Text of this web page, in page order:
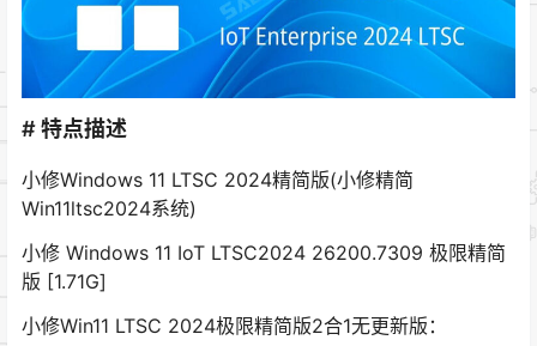
# 特点描述
小修Windows 11 LTSC 2024精简版(小修精简
Win11ltsc2024系统)
小修 Windows 11 IoT LTSC2024 26200.7309 极限精简
版 [1.71G]
小修Win11 LTSC 2024极限精简版2合1无更新版：